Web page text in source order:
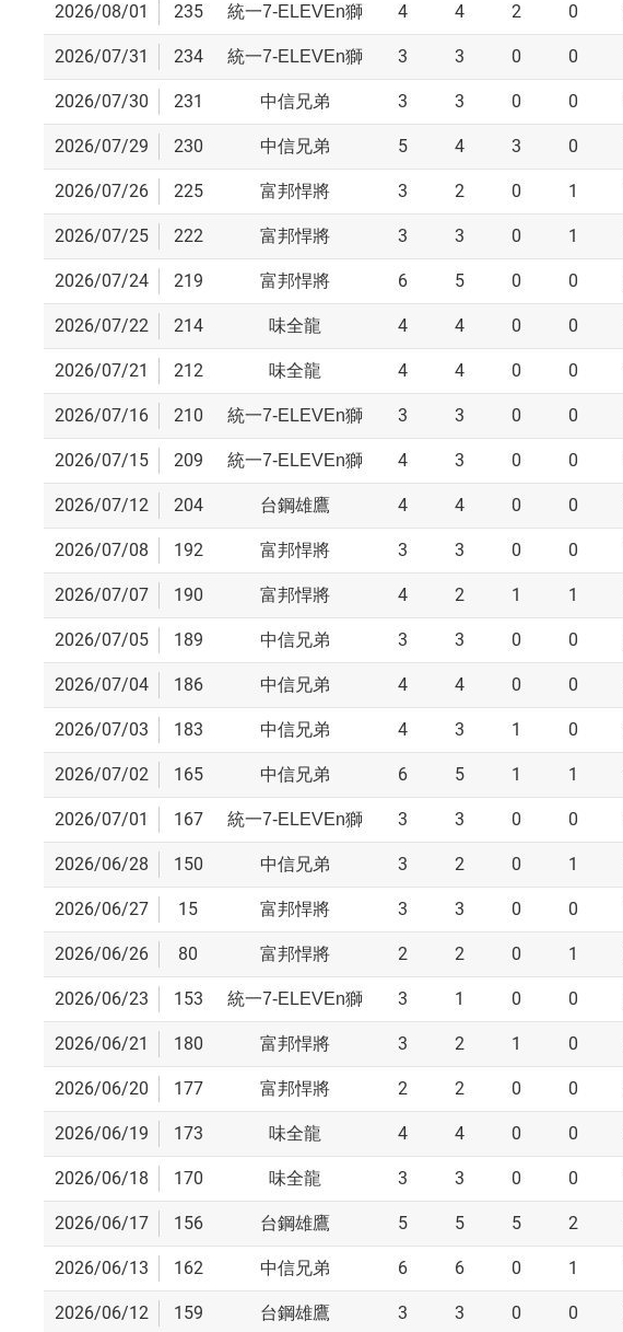
2026/08/01 235 統一7-ELEVEn獅 4 4 2 0
2026/07/31 234 統一7-ELEVEn獅 3 3 0 0
2026/07/30 231 中信兄弟 3 3 0 0
2026/07/29 230 中信兄弟 5 4 3 0
2026/07/26 225 富邦悍將 3 2 0 1
2026/07/25 222 富邦悍將 3 3 0 1
2026/07/24 219 富邦悍將 6 5 0 0
2026/07/22 214 味全龍 4 4 0 0
2026/07/21 212 味全龍 4 4 0 0
2026/07/16 210 統一7-ELEVEn獅 3 3 0 0
2026/07/15 209 統一7-ELEVEn獅 4 3 0 0
2026/07/12 204 台鋼雄鷹 4 4 0 0
2026/07/08 192 富邦悍將 3 3 0 0
2026/07/07 190 富邦悍將 4 2 1 1
2026/07/05 189 中信兄弟 3 3 0 0
2026/07/04 186 中信兄弟 4 4 0 0
2026/07/03 183 中信兄弟 4 3 1 0
2026/07/02 165 中信兄弟 6 5 1 1
2026/07/01 167 統一7-ELEVEn獅 3 3 0 0
2026/06/28 150 中信兄弟 3 2 0 1
2026/06/27 15 富邦悍將 3 3 0 0
2026/06/26 80 富邦悍將 2 2 0 1
2026/06/23 153 統一7-ELEVEn獅 3 1 0 0
2026/06/21 180 富邦悍將 3 2 1 0
2026/06/20 177 富邦悍將 2 2 0 0
2026/06/19 173 味全龍 4 4 0 0
2026/06/18 170 味全龍 3 3 0 0
2026/06/17 156 台鋼雄鷹 5 5 5 2
2026/06/13 162 中信兄弟 6 6 0 1
2026/06/12 159 台鋼雄鷹 3 3 0 0